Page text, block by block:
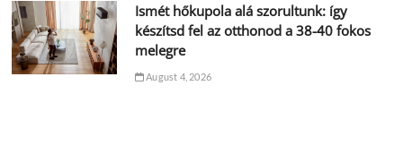
Ismét hőkupola alá szorultunk: így
készítsd fel az otthonod a 38-40 fokos
melegre
August 4, 2026